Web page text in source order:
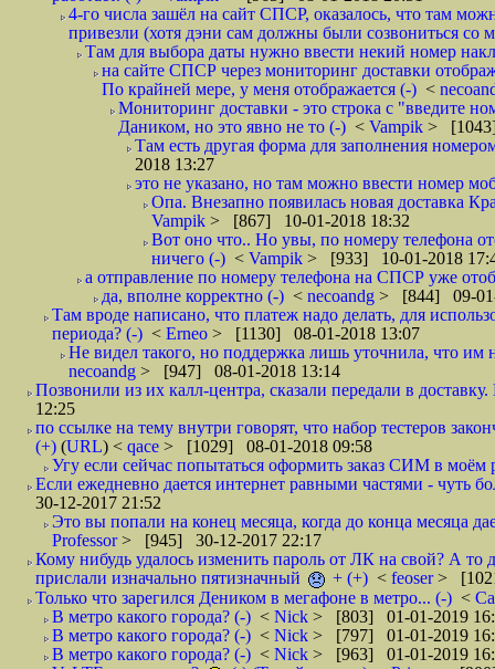
4-го числа зашёл на сайт СПСР, оказалось, что там
привезли (хотя дэни сам должны были созвониться со
Там для выбора даты нужно ввести некий номер
на сайте СПСР через мониторинг доставки
По крайней мере, у меня отображается (-) <
Мониторинг доставки - это строка с "введите
Даником, но это явно не то (-) < Vampik >
Там есть другая форма для заполнения
2018 13:27
это не указано, но там можно ввести номер
Опа. Внезапно появилась новая доставка
Vampik > [867] 10-01-2018 18:32
Вот оно что.. Но увы, по номеру телефона
ничего (-) < Vampik > [933] 10-01-2018
а отправление по номеру телефона на СПСР уже
да, вполне корректно (-) < necoandg > [844] 09-01-
Там вроде написано, что платеж надо делать, для
периода? (-) < Erneo > [1130] 08-01-2018 13:07
Не видел такого, но поддержка лишь уточнила, что
necoandg > [947] 08-01-2018 13:14
Позвонили из их калл-центра, сказали передали в
12:25
по ссылке на тему внутри говорят, что набор тестеров
(+) (URL) < qace > [1029] 08-01-2018 09:58
Угу если сейчас попытаться оформить заказ СИМ в моём
Если ежедневно дается интернет равными частями - чуть
30-12-2017 21:52
Это вы попали на конец месяца, когда до конца месяца
Professor> [945] 30-12-2017 22:17
Кому нибудь удалось изменить пароль от ЛК на свой? А то
прислали изначально пятизначный
+ (+) < feoser>
Только что зарегился Деником в мегафоне в метро... (-) <
В метро какого города? (-) < Nick > [803] 01-01-2019
В метро какого города? (-) < Nick > [797] 01-01-2019
В метро какого города? (-) < Nick > [963] 01-01-2019